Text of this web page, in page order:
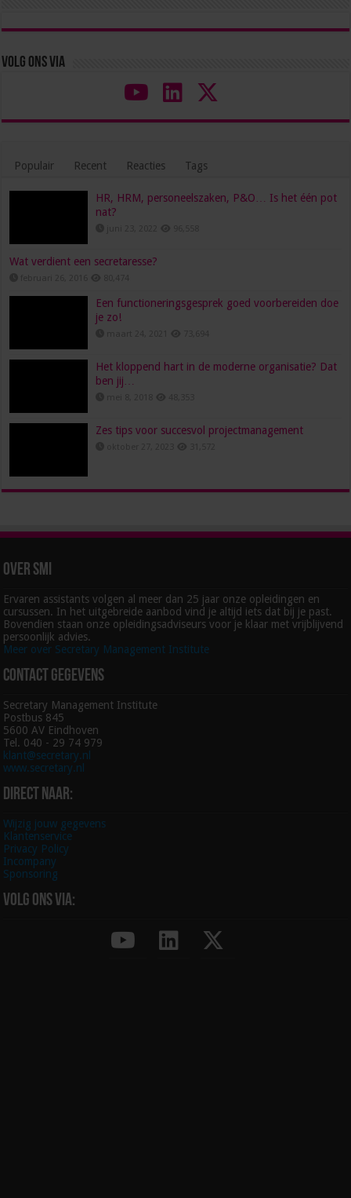
Volg ons via
Populair Recent Reacties Tags
HR, HRM, personeelszaken, P&O… Is het één pot
nat?
Wat verdient een secretaresse?
Een functioneringsgesprek goed voorbereiden doe
je zo!
Het kloppend hart in de moderne organisatie? Dat
ben jij…
Zes tips voor succesvol projectmanagement
Over SMI
Ervaren assistants volgen al meer dan 25 jaar onze opleidingen en
cursussen. In het uitgebreide aanbod vind je altijd iets dat bij je past.
Bovendien staan onze opleidingsadviseurs voor je klaar met vrijblijvend
persoonlijk advies.
Meer over Secretary Management Institute
Contact gegevens
Secretary Management Institute
Postbus 845
5600 AV Eindhoven
Tel. 040 - 29 74 979
klant@secretary.nl
www.secretary.nl
Direct naar:
Wijzig jouw gegevens
Klantenservice
Privacy Policy
Incompany
Sponsoring
Volg ons via: